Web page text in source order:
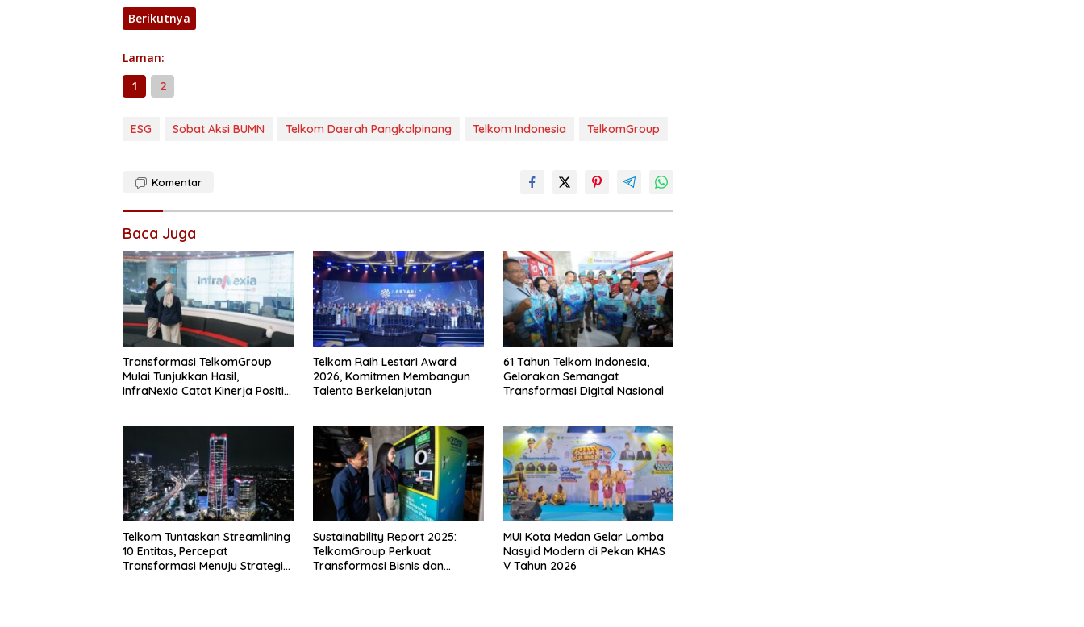
Berikutnya
Laman:
1
2
ESG Sobat Aksi BUMN Telkom Daerah Pangkalpinang Telkom Indonesia TelkomGroup
Komentar
Baca Juga
Transformasi TelkomGroup
Mulai Tunjukkan Hasil,
InfraNexia Catat Kinerja Positif
Telkom Raih Lestari Award
2026, Komitmen Membangun
Talenta Berkelanjutan
61 Tahun Telkom Indonesia,
Gelorakan Semangat
Transformasi Digital Nasional
Telkom Tuntaskan Streamlining
10 Entitas, Percepat
Transformasi Menuju Strategic
Sustainability Report 2025:
TelkomGroup Perkuat
Transformasi Bisnis dan
MUI Kota Medan Gelar Lomba
Nasyid Modern di Pekan KHAS
V Tahun 2026